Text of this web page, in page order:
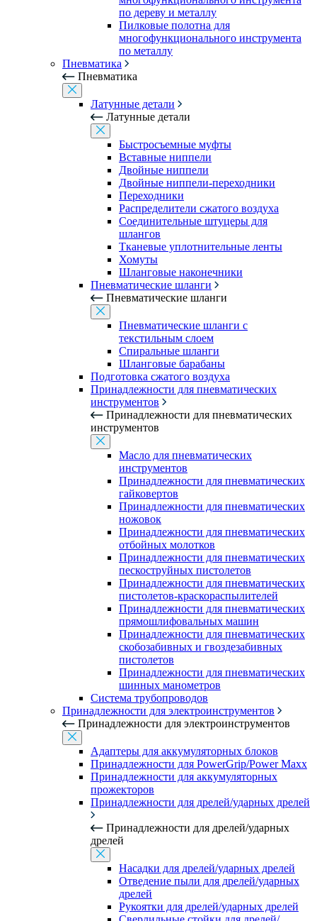
по дереву и металлу
Пилковые полотна для
многофункционального инструмента
по металлу
Пневматика
Пневматика
Латунные детали
Латунные детали
Быстросъемные муфты
Вставные ниппели
Двойные ниппели
Двойные ниппели-переходники
Переходники
Распределители сжатого воздуха
Соединительные штуцеры для
шлангов
Тканевые уплотнительные ленты
Хомуты
Шланговые наконечники
Пневматические шланги
Пневматические шланги
Пневматические шланги с
текстильным слоем
Спиральные шланги
Шланговые барабаны
Подготовка сжатого воздуха
Принадлежности для пневматических
инструментов
Принадлежности для пневматических
инструментов
Масло для пневматических
инструментов
Принадлежности для пневматических
гайковертов
Принадлежности для пневматических
ножовок
Принадлежности для пневматических
отбойных молотков
Принадлежности для пневматических
пескоструйных пистолетов
Принадлежности для пневматических
пистолетов-краскораспылителей
Принадлежности для пневматических
прямошлифовальных машин
Принадлежности для пневматических
скобозабивных и гвоздезабивных
пистолетов
Принадлежности для пневматических
шинных манометров
Система трубопроводов
Принадлежности для электроинструментов
Принадлежности для электроинструментов
Адаптеры для аккумуляторных блоков
Принадлежности для PowerGrip/Power Maxx
Принадлежности для аккумуляторных
прожекторов
Принадлежности для дрелей/ударных дрелей
Принадлежности для дрелей/ударных
дрелей
Насадки для дрелей/ударных дрелей
Отведение пыли для дрелей/ударных
дрелей
Рукоятки для дрелей/ударных дрелей